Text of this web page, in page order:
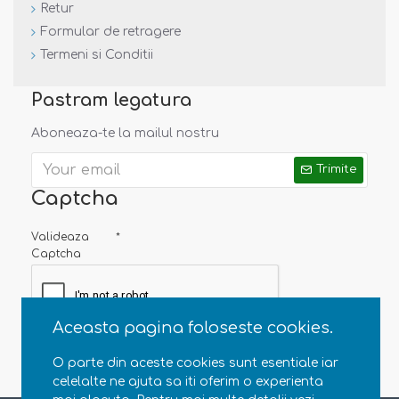
Aceasta pagina foloseste cookies.
O parte din aceste cookies sunt esentiale iar
celelalte ne ajuta sa iti oferim o experienta
Retur
Formular de retragere
Termeni si Conditii
Pastram legatura
Aboneaza-te la mailul nostru
Trimite
Captcha
Valideaza
Captcha